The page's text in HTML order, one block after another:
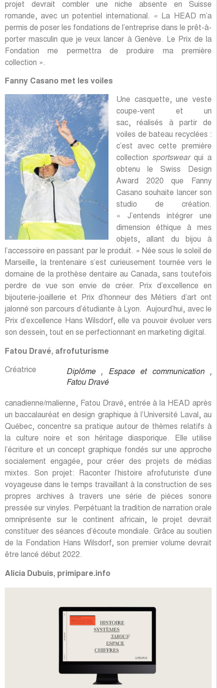
projet devrait combler une niche absente en Suisse
romande, avec un potentiel international. « La HEAD m’a
permis de poser les fondations de l’entreprise dans le prêt-à-
porter masculin que je veux lancer à Genève. Le Prix de la
Fondation me permettra de produire ma première
collection ».
Fanny Casano met les voiles
Une casquette, une veste
coupe-vent et un
sac, réalisés à partir de
voiles de bateau recyclées :
c’est avec cette première
collection sportswearqui a
obtenu le Swiss Design
Award 2020 que Fanny
Casano souhaite lancer son
studio de création.
« J’entends intégrer une
dimension éthique à mes
objets, allant du bijou à
l’accessoire en passant par le produit. » Née sous le soleil de
Marseille, la trentenaire s’est curieusement tournée vers le
domaine de la prothèse dentaire au Canada, sans toutefois
perdre de vue son envie de créer. Prix d’excellence en
bijouterie-joaillerie et Prix d’honneur des Métiers d’art ont
jalonné son parcours d’étudiante à Lyon. Aujourd’hui, avec le
Prix d’excellence Hans Wilsdorf, elle va pouvoir évoluer vers
son dessein, tout en se perfectionnant en marketing digital.
Fatou Dravé, afrofuturisme
Diplôme , Espace et communication ,
Fatou Dravé
Créatrice
canadienne/malienne, Fatou Dravé, entrée à la HEAD après
un baccalauréat en design graphique à l’Université Laval, au
Québec, concentre sa pratique autour de thèmes relatifs à
la culture noire et son héritage diasporique. Elle utilise
l’écriture et un concept graphique fondés sur une approche
socialement engagée, pour créer des projets de médias
mixtes. Son projet: Raconter l’histoire afrofuturiste d’une
voyageuse dans le temps travaillant à la construction de ses
propres archives à travers une série de pièces sonore
pressée sur vinyles. Perpétuant la tradition de narration orale
omniprésente sur le continent africain, le projet devrait
constituer des séances d’écoute mondiale. Grâce au soutien
de la Fondation Hans Wilsdorf, son premier volume devrait
être lancé début 2022.
Alicia Dubuis, primipare.info